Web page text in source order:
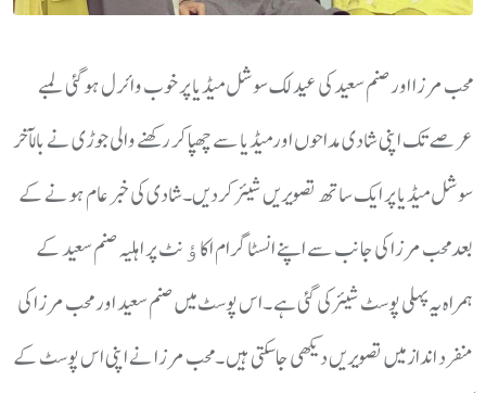
محب مرزا اور صنم سعید کی عید لک سوشل میڈیا پر خوب وائرل ہوگئی لمبے
عرصے تک اپنی شادی مداحوں اورمیڈیا سے چھپا کر رکھنے والی جوڑی نے بالآخر
سوشل میڈیا پر ایک ساتھ تصویریں شیئر کردیں۔شادی کی خبر عام ہونے کے
بعدمحب مرزا کی جانب سے اپنے انسٹاگرام اکاﺅنٹ پر اہلیہ صنم سعید کے
ہمراہ یہ پہلی پوسٹ شیئرکی گئی ہے ۔اس پوسٹ میں صنم سعید اور محب مرزا کی
منفرد انداز میں تصویریں دیکھی جاسکتی ہیں ۔محب مرزا نے اپنی اس پوسٹ کے